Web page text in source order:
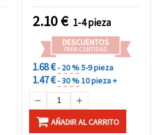
2.10€ 1-4 pieza
DESCUENTOS
PARA CANTIDAD
1.68 €- 20 %5-9 pieza
1.47 €- 30 %10 pieza +
AÑADIR AL CARRITO